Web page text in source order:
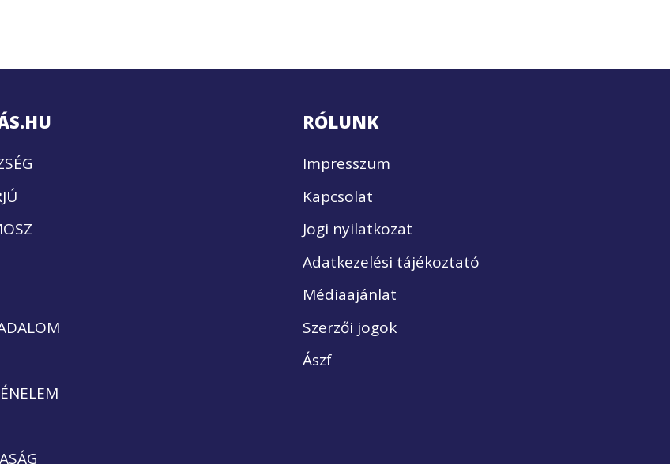
RÓLUNK
Impresszum
Kapcsolat
Jogi nyilatkozat
Adatkezelési tájékoztató
Médiaajánlat
Szerzői jogok
Ászf